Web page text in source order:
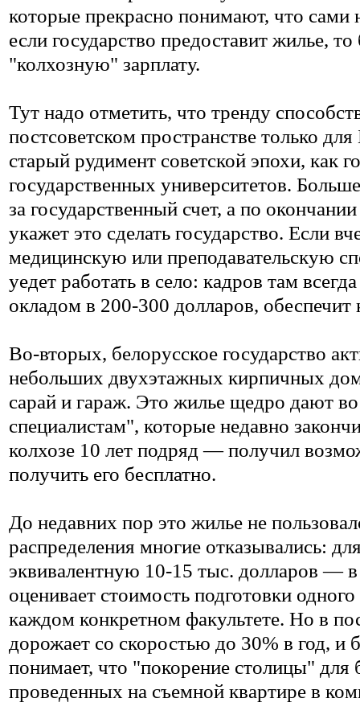
которые прекрасно понимают, что сами
если государство предоставит жилье,
"колхозную" зарплату.
Тут надо отметить, что тренду
постсоветском пространстве только
старый рудимент советской эпохи, как
государственных университетов.
за государственный счет, а по
укажет это сделать государство. Если
медицинскую или преподавательскую
уедет работать в село: кадров там
окладом в 200-300 долларов,
Во-вторых, белорусское государство
небольших двухэтажных кирпичных
сарай и гараж. Это жилье щедро дают
специалистам", которые недавно
колхозе 10 лет подряд — получил
получить его бесплатно.
До недавних пор это жилье не
распределения многие отказывались:
эквивалентную 10-15 тыс. долларов — в
оценивает стоимость подготовки
каждом конкретном факультете. Но в
дорожает со скоростью до 30% в год, и
понимает, что "покорение столицы"
проведенных на съемной квартире в